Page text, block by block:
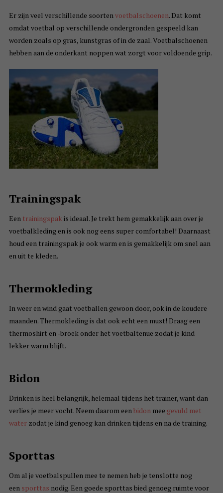
Er zijn veel verschillende soorten voetbalschoenen. Dat komt
omdat voetbal op verschillende ondergronden gespeeld kan
worden zoals op gras, kunstgras of in de zaal. Voetbalschoenen
hebben aan de onderkant noppen wat zorgt voor voldoende grip.
Trainingspak
Een trainingspak is ideaal. Je trekt hem gemakkelijk aan over je
voetbalkleding en is ook nog eens super comfortabel! Daarnaast
houd een trainingspak je ook warm en is gemakkelijk om snel aan
en uit te kleden.
Thermokleding
In weer en wind gaat voetballen gewoon door, ook in de koudere
maanden. Thermokleding is dat ook echt een must! Draag een
thermoshirt en -broek onder het voetbaltenue zodat je kind
lekker warm blijft.
Bidon
Drinken is heel belangrijk, helemaal tijdens het trainer, want dan
verlies je meer vocht. Neem daarom een bidon mee gevuld met
waterzodat je kind genoeg kan drinken tijdens en na de training.
Sporttas
Om al je voetbalspullen mee te nemen heb je tenslotte nog
een sporttas nodig. Een goede sporttas bied genoeg ruimte voor